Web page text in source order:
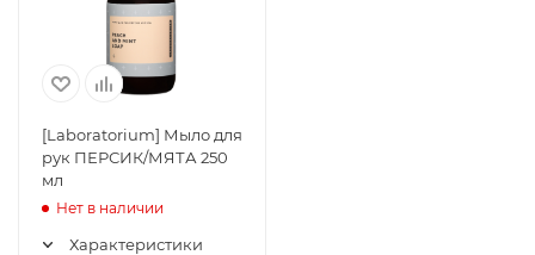
[Laboratorium] Мыло для
рук ПЕРСИК/МЯТА 250
мл
Нет в наличии
Характеристики